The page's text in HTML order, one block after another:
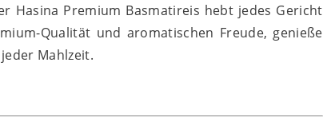
Hasina Premium Basmatireis hebt jedes Gericht
Qualität und aromatischen Freude, genieße
Mahlzeit.